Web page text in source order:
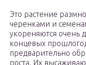
Это растение
черенками и
укореняются очень
концевых
предварительно
роста. Их